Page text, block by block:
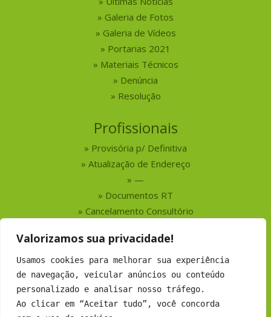
Valorizamos sua privacidade!
Usamos cookies para melhorar sua experiência
de navegação, veicular anúncios ou conteúdo
personalizado e analisar nosso tráfego.
Ao clicar em “Aceitar tudo”, você concorda
Galeria de Fotos
Galeria de Vídeos
Portarias 2021
Materiais Técnicos
Denúncia
Resolução
Profissionais
Provisória p/ Definitiva
Atualização de Endereço
—
Documentos RT
Cancelamento Consultório
Serviços
Busca por Profissionais
Busca por Empresas
Números do CRMV-MS